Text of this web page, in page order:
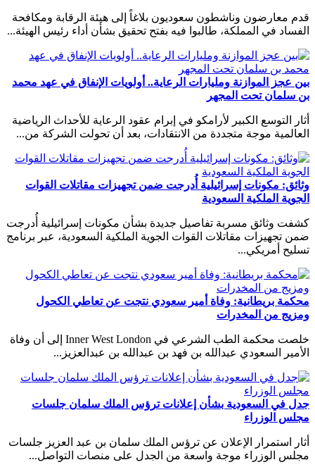
معارضون وناشطون سعوديون بلاغاً إلى هيئة الرقابة ومكافحة
في المملكة، طالبوا فيه بفتح تحقيق بشأن أداء رئيس الهيئة...
عجز الموازنة ومليارات الرعاية.. أولويات الإنفاق في عهد محمد
سلمان تحت المجهر
التوسع الكبير لأرامكو في إبرام عقود الرعاية للأحداث الرياضية
موجة متجددة من الانتقادات، بعد أن تحولت الشركة من...
مكونات إسرائيلية أُدرجت ضمن تجهيزات مقاتلات القوات
الملكية السعودية
وثائق مسربة تفاصيل جديدة بشأن مكونات إسرائيلية أُدرجت
تجهيزات مقاتلات القوات الجوية الملكية السعودية، عبر برنامج
أمريكي...
بريطانية: وفاة أمير سعودي نتجت عن تعاطي الكحول
من المخدرات
خلصت محكمة الطب الشرعي في Inner West London إلى أن وفاة
السعودي عبدالله بن فهد بن عبدالله بن عبدالعزيز...
في السعودية بشأن إعلانات ترؤس الملك سلمان جلسات
الوزراء
استمرار الإعلان عن ترؤس الملك سلمان بن عبد العزيز جلسات
الوزراء موجة واسعة من الجدل على منصات التواصل...